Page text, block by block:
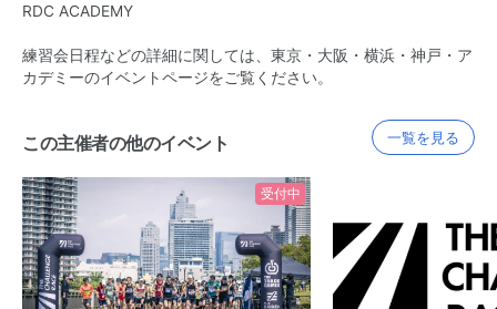
RDC ACADEMY
練習会日程などの詳細に関しては、東京・大阪・横浜・神戸・ア
カデミーのイベントページをご覧ください。
この主催者の他のイベント 一覧を見る
受付中